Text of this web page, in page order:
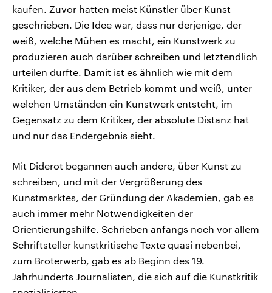
kaufen. Zuvor hatten meist Künstler über Kunst
geschrieben. Die Idee war, dass nur derjenige, der
weiß, welche Mühen es macht, ein Kunstwerk zu
produzieren auch darüber schreiben und letztendlich
urteilen durfte. Damit ist es ähnlich wie mit dem
Kritiker, der aus dem Betrieb kommt und weiß, unter
welchen Umständen ein Kunstwerk entsteht, im
Gegensatz zu dem Kritiker, der absolute Distanz hat
und nur das Endergebnis sieht.
Mit Diderot begannen auch andere, über Kunst zu
schreiben, und mit der Vergrößerung des
Kunstmarktes, der Gründung der Akademien, gab es
auch immer mehr Notwendigkeiten der
Orientierungshilfe. Schrieben anfangs noch vor allem
Schriftsteller kunstkritische Texte quasi nebenbei,
zum Broterwerb, gab es ab Beginn des 19.
Jahrhunderts Journalisten, die sich auf die Kunstkritik